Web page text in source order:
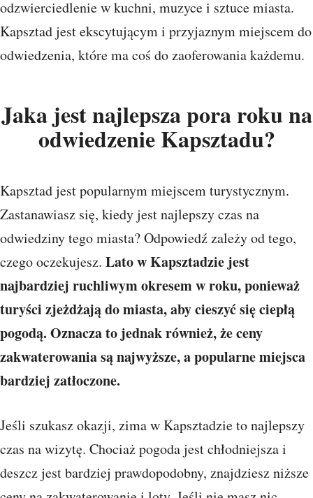
odzwierciedlenie w kuchni, muzyce i sztuce miasta.
Kapsztad jest ekscytującym i przyjaznym miejscem do
odwiedzenia, które ma coś do zaoferowania każdemu.
Jaka jest najlepsza pora roku na
odwiedzenie Kapsztadu?
Kapsztad jest popularnym miejscem turystycznym.
Zastanawiasz się, kiedy jest najlepszy czas na
odwiedziny tego miasta? Odpowiedź zależy od tego,
czego oczekujesz. Lato w Kapsztadzie jest
najbardziej ruchliwym okresem w roku, ponieważ
turyści zjeżdżają do miasta, aby cieszyć się ciepłą
pogodą. Oznacza to jednak również, że ceny
zakwaterowania są najwyższe, a popularne miejsca
bardziej zatłoczone.
Jeśli szukasz okazji, zima w Kapsztadzie to najlepszy
czas na wizytę. Chociaż pogoda jest chłodniejsza i
deszcz jest bardziej prawdopodobny, znajdziesz niższe